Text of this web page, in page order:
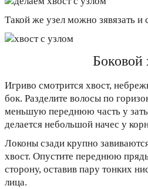
Такой же узел можно зявязать и
Боковой
Игриво смотрится хвост,
бок. Разделите волосы по
меньшую переднюю часть у
делается небольшой начес у
Локоны сзади крупно
хвост. Опустите переднюю
сторону, оставив пару тонких
лица.